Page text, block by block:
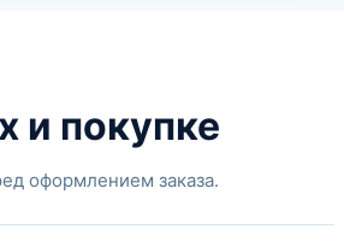
и покупке
оформлением заказа.